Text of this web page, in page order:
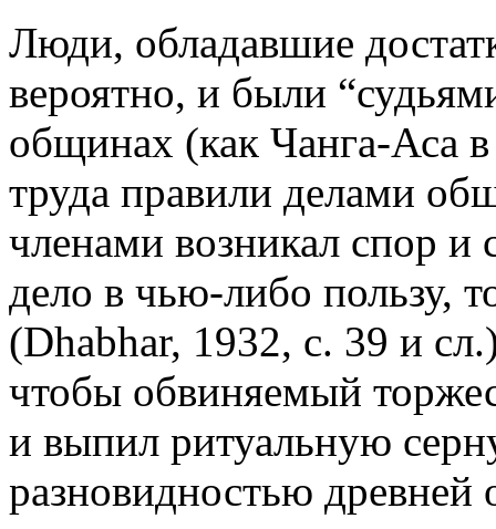
Люди, обладавшие
вероятно, и были
общинах (как Чанга-Аса
труда правили делами
членами возникал спор
дело в чью-либо пользу,
(Dhabhar, 1932, с. 39 и
чтобы обвиняемый
и выпил ритуальную
разновидностью древней